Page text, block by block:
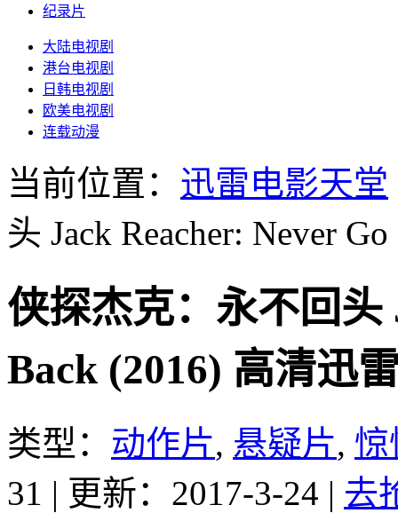
纪录片
大陆电视剧
港台电视剧
日韩电视剧
欧美电视剧
连载动漫
当前位置： 迅雷电影天堂
头 Jack Reacher: Never
侠探杰克：永不回头
Back (2016) 高清迅
类型： 动作片, 悬疑片, 惊
31 | 更新：2017-3-24 | 去